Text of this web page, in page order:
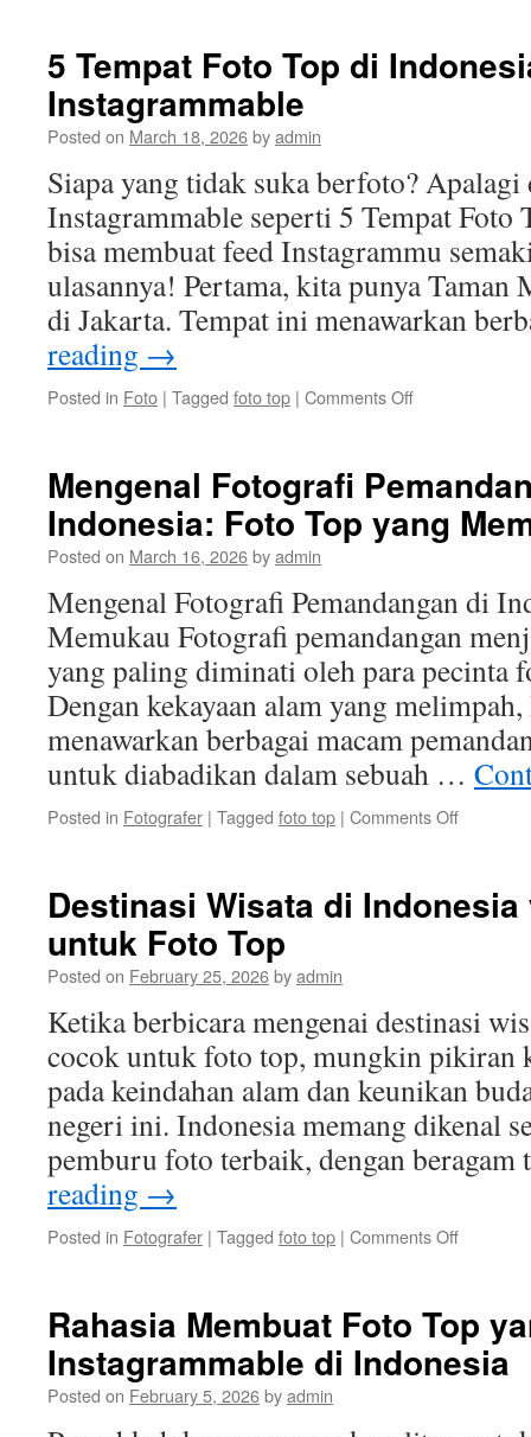
Top
5 Tempat Foto Top di
Instagrammable
Posted on March 18, 2026byadmin
Siapa yang tidak suka berfoto?
Instagrammable seperti 5 Tempat Foto
bisa membuat feed Instagrammu
ulasannya! Pertama, kita punya
di Jakarta. Tempat ini menawarkan
reading →
Posted in Foto | Tagged foto top | Comments Offon
Top
di
Indonesia
Mengenal Fotografi
Indonesia: Foto Top yang
Posted on March 16, 2026byadmin
Mengenal Fotografi Pemandangan di
Memukau Fotografi pemandangan
yang paling diminati oleh para pecinta
Dengan kekayaan alam yang
menawarkan berbagai macam
untuk diabadikan dalam sebuah …
Posted in Fotografer | Tagged foto top | Comments Offon
di
Memukau
Destinasi Wisata di
untuk Foto Top
Posted on February 25, 2026byadmin
Ketika berbicara mengenai destinasi
cocok untuk foto top, mungkin pikiran
pada keindahan alam dan keunikan
negeri ini. Indonesia memang dikenal
pemburu foto terbaik, dengan
reading →
Posted in Fotografer | Tagged foto top | Comments Offon
Indonesia
yang
Cocok
Rahasia Membuat Foto Top
Instagrammable di Indonesia
Posted on February 5, 2026byadmin